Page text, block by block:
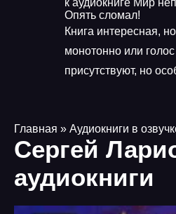
к аудиокниге Мир
Опять сломал!
Книга интересная,
монотонно или
присутствуют, но
Главная » Аудиокниги в
Сергей
аудиокниги